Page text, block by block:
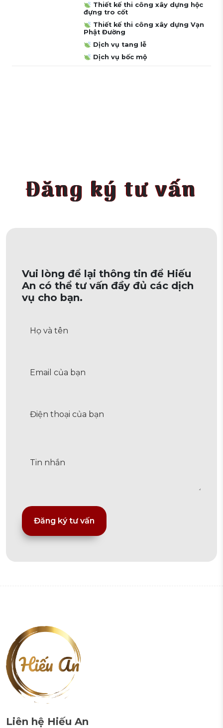
Thiết kế thi công xây dựng hộc
đựng tro cốt
Thiết kế thi công xây dựng Vạn
Phật Đường
Dịch vụ tang lễ
Dịch vụ bốc mộ
Đăng ký tư vấn
Vui lòng để lại thông tin để Hiếu
An có thể tư vấn đầy đủ các dịch
vụ cho bạn.
Liên hệ Hiếu An